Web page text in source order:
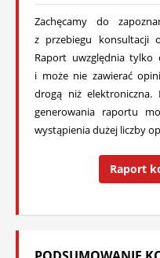
Zachęcamy do
z przebiegu konsultacji
Raport uwzględnia tylko
i może nie zawierać
drogą niż
generowania raportu
wystąpienia dużej liczby
Raport